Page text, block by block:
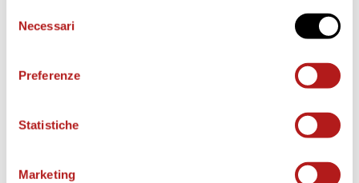
delNecessari
Preferenze
Statistiche
Marketing